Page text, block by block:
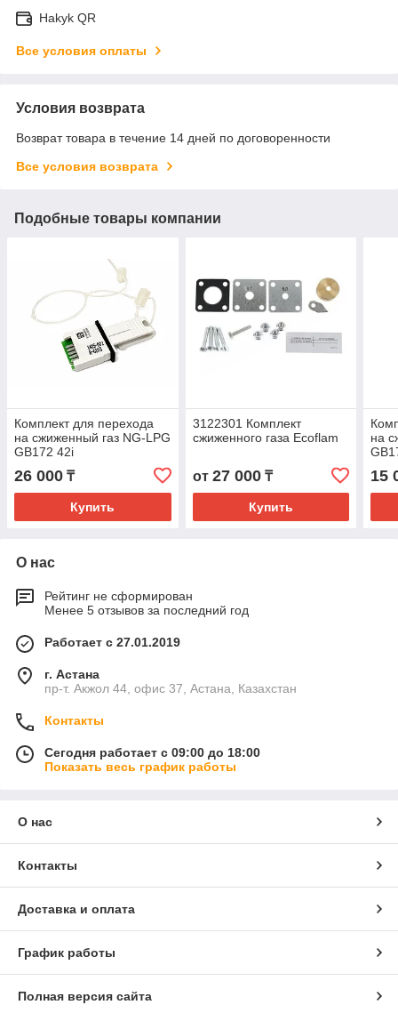
Hakyk QR
Все условия оплаты
Условия возврата
Возврат товара в течение 14 дней по договоренности
Все условия возврата
Подобные товары компании
Комплект для перехода
на сжиженный газ NG-LPG
GB172 42i
26 000 ₸
Купить
3122301 Комплект
сжиженного газа Ecoflam
от 27 000₸
Купить
на
15
О нас
Рейтинг не сформирован
Менее 5 отзывов за последний год
Работает с 27.01.2019
г. Астана
пр-т. Акжол 44, офис 37, Астана, Казахстан
Контакты
Сегодня работает с 09:00 до 18:00
Показать весь график работы
О нас
Контакты
Доставка и оплата
График работы
Полная версия сайта